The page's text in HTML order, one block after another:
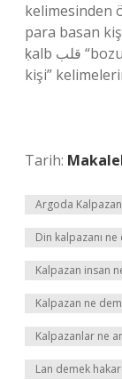
kelimesinden
para basan
ḳalb قلب “bozuk” ve Farsça zan زن “vuran, vuran
kişi”
Tarih:
Argoda
Din kalpazanı
Kalpazan insan
Kalpazan ne
Kalpazanlar ne
Lan demek